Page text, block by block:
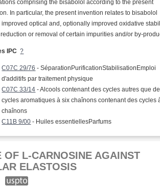
comprising the bisabolol according to the present
In particular, the present invention relates to bisabolol
improved optical and, optionally improved oxidative
or removal of certain impurities and/or by-
IPC ?
C07C 29/76 - SéparationPurificationStabilisationEmploi
d'additifs par traitement physique
C07C 33/14 - Alcools contenant des cycles autres que
cycles aromatiques à six chaînons contenant des cycles
chaînons
C11B 9/00 - Huiles essentiellesParfums
OF L-CARNOSINE AGAINST
ELASTOSIS